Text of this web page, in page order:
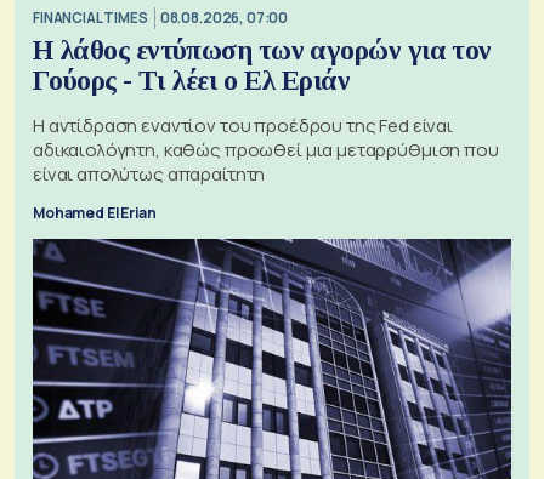
FINANCIAL TIMES 08.08.2026, 07:00
Η λάθος εντύπωση των αγορών για τον
Γούορς - Τι λέει ο Ελ Εριάν
Η αντίδραση εναντίον του προέδρου της Fed είναι
αδικαιολόγητη, καθώς προωθεί μια μεταρρύθμιση που
είναι απολύτως απαραίτητη
Mohamed El Erian